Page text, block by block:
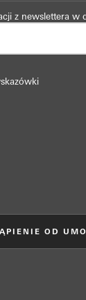
z newslettera
OD